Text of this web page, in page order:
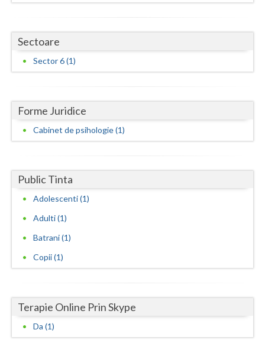
Iasi
Ilfov
Mehedinti
Mures
Olt
Salaj
Satu-Mare
Suceava
Teleorman
Sectoare
Sector 6 (1)
Forme Juridice
Cabinet de psihologie (1)
Public Tinta
Adolescenti (1)
Adulti (1)
Batrani (1)
Copii (1)
Terapie Online Prin Skype
Da (1)